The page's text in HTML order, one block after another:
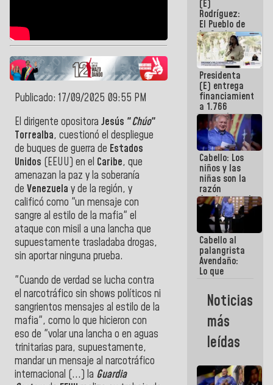
Publicado: 17/09/2025 09:55 PM
El dirigente opositora Jesús "Chúo"
Torrealba, cuestionó el despliegue
de buques de guerra de Estados
Unidos (EEUU) en el Caribe, que
amenazan la paz y la soberanía
de Venezuela y de la región, y
calificó como "un mensaje con
sangre al estilo de la mafia" el
ataque con misil a una lancha que
supuestamente trasladaba drogas,
sin aportar ninguna prueba.
"Cuando de verdad se lucha contra
el narcotráfico sin shows políticos ni
sangrientos mensajes al estilo de la
mafia", como lo que hicieron con
eso de "volar una lancha o en aguas
trinitarias para, supuestamente,
mandar un mensaje al narcotráfico
internacional (...) la Guardia
Guaira
(E)
Rodríguez:
El Pueblo de
La Guaira
siempre
estará
acompañada
por el
Gobierno
Nacional
Presidenta
(E) entrega
financiamientos
a 1.766
comerciantes
y
emprendedores
afectados
por
terremotos
Cabello: Los
niños y las
niñas son la
razón
fundamental
de todo lo
que
estamos
haciendo
Cabello al
palangrista
Avendaño:
Lo que
escribir
hazlo hoy
por que no
sabemos si
la semana
que viene
programa
Noticias
más
leídas